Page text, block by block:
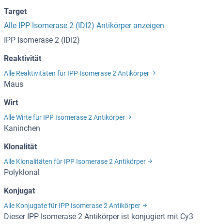
Target
Alle IPP Isomerase 2 (IDI2) Antikörper anzeigen
IPP Isomerase 2 (IDI2)
Reaktivität
Alle Reaktivitäten für IPP Isomerase 2 Antikörper
Maus
Wirt
Alle Wirte für IPP Isomerase 2 Antikörper
Kaninchen
Klonalität
Alle Klonalitäten für IPP Isomerase 2 Antikörper
Polyklonal
Konjugat
Alle Konjugate für IPP Isomerase 2 Antikörper
Dieser IPP Isomerase 2 Antikörper ist konjugiert mit Cy3